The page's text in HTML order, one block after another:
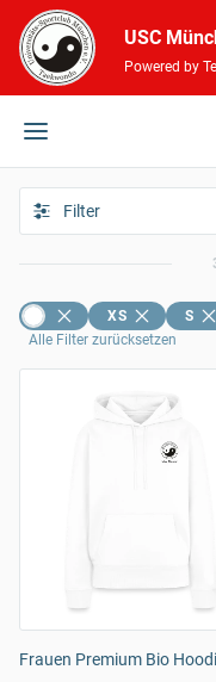
USC
Powered by
Filter
XS S
Alle Filter zurücksetzen
Frauen Premium Bio